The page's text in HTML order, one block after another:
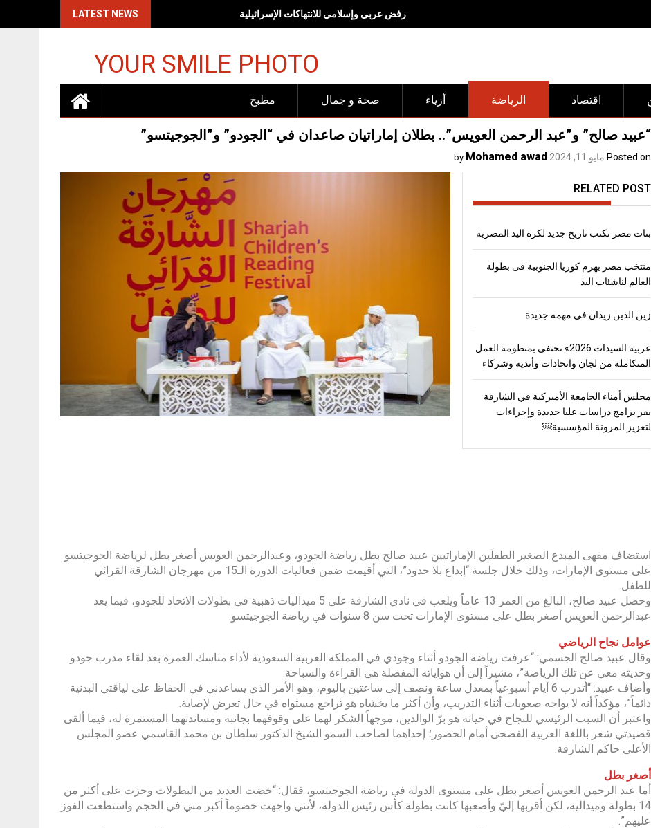
LATEST NEWS رفض عربي وإسلامي للانتهاكات الإسرائيلية
YOUR SMILE PHOTO
مطبخ صحة و جمال أزياء الرياضة اقتصاد
“عبيد صالح” و”عبد الرحمن العويس”.. بطلان إماراتيان صاعدان في “الجودو” و”الجوجيتسو”
Posted on مايو 11, 2024 by
Mohamed awad
RELATED POST
بنات مصر تكتب تاريخ جديد لكرة اليد المصرية
منتخب مصر يهزم كوريا الجنوبية فى بطولة
العالم لناشئات اليد
زين الدين زيدان في مهمه جديدة
عربية السيدات 2026» تحتفي بمنظومة العمل
المتكاملة من لجان واتحادات وأندية وشركاء
مجلس أمناء الجامعة الأميركية في الشارقة
يقر برامج دراسات عليا جديدة وإجراءات
لتعزيز المرونة المؤسسية￼
استضاف مقهى المبدع الصغير الطفلَين الإماراتيين عبيد صالح بطل رياضة الجودو، وعبدالرحمن العويس أصغر بطل لرياضة الجوجيتسو
على مستوى الإمارات، وذلك خلال جلسة “إبداع بلا حدود”، التي أقيمت ضمن فعاليات الدورة الـ15 من مهرجان الشارقة القرائي
للطفل.
وحصل عبيد صالح، البالغ من العمر 13 عاماً ويلعب في نادي الشارقة على 5 ميداليات ذهبية في بطولات الاتحاد للجودو، فيما يعد
عبدالرحمن العويس أصغر بطل على مستوى الإمارات تحت سن 8 سنوات في رياضة الجوجيتسو.
عوامل نجاح الرياضي
وقال عبيد صالح الجسمي: “عرفت رياضة الجودو أثناء وجودي في المملكة العربية السعودية لأداء مناسك العمرة بعد لقاء مدرب جودو
وحديثه معي عن تلك الرياضة”، مشيراً إلى أن هواياته المفضلة هي القراءة والسباحة.
وأضاف عبيد: “أتدرب 6 أيام أسبوعياً بمعدل ساعة ونصف إلى ساعتين باليوم، وهو الأمر الذي يساعدني في الحفاظ على لياقتي البدنية
دائماً”، مؤكداً أنه لا يواجه صعوبات أثناء التدريب، وأن أكثر ما يخشاه هو تراجع مستواه في حال تعرض لإصابة.
واعتبر أن السبب الرئيسي للنجاح في حياته هو برّ الوالدين، موجهاً الشكر لهما على وقوفهما بجانبه ومساندتهما المستمرة له، فيما ألقى
قصيدتي شعر باللغة العربية الفصحى أمام الحضور؛ إحداهما لصاحب السمو الشيخ الدكتور سلطان بن محمد القاسمي عضو المجلس
الأعلى حاكم الشارقة.
أصغر بطل
أما عبد الرحمن العويس أصغر بطل على مستوى الدولة في رياضة الجوجيتسو، فقال: “خضت العديد من البطولات وحزت على أكثر من
14 بطولة وميدالية، لكن أقربها إليّ وأصعبها كانت بطولة كأس رئيس الدولة، لأنني واجهت خصوماً أكبر مني في الحجم واستطعت الفوز
عليهم”.